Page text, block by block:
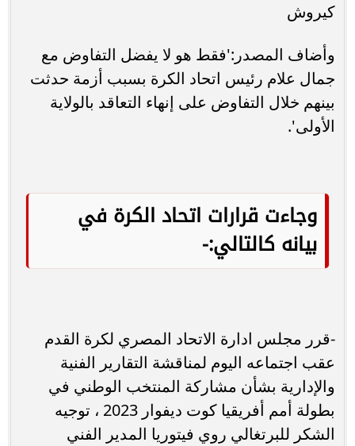
كيروش
وأضاف المصدر:'فقط هو لا يفضل التفاوض مع
جمال علام رئيس اتحاد الكرة بسبب أزمة حدثت
بينهم خلال التفاوض على إنهاء التعاقد بالولاية
الأولى'.
وجاءت قرارات اتحاد الكرة في
بيانه كالتالي:-
-قرر مجلس ادارة الاتحاد المصري لكرة القدم
عقب اجتماعه اليوم لمناقشة التقارير الفنية
والإدارية بشأن مشاركة المنتخب الوطني في
بطولة أمم أفريقيا كوت ديفوار 2023 ، توجيه
الشكر للبرتغالي روي فيتوريا المدير الفني